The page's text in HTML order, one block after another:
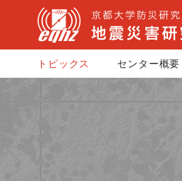
トピックス センター概要